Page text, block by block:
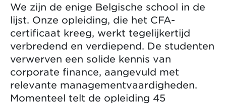
We zijn de enige Belgische school in de
lijst. Onze opleiding, die het CFA-
certificaat kreeg, werkt tegelijkertijd
verbredend en verdiepend. De studenten
verwerven een solide kennis van
corporate finance, aangevuld met
relevante managementvaardigheden.
Momenteel telt de opleiding 45